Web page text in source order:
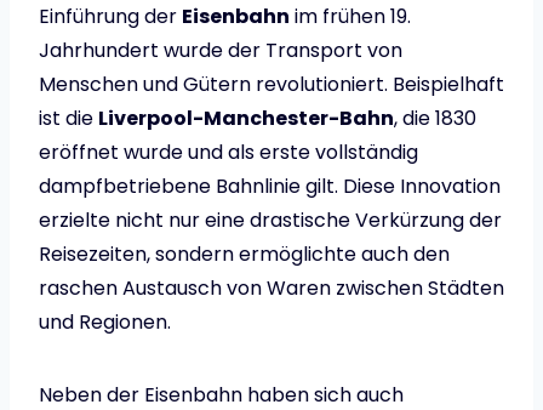
Einführung der Eisenbahn im frühen 19.
Jahrhundert wurde der Transport von
Menschen und Gütern revolutioniert. Beispielhaft
ist die Liverpool-Manchester-Bahn, die 1830
eröffnet wurde und als erste vollständig
dampfbetriebene Bahnlinie gilt. Diese Innovation
erzielte nicht nur eine drastische Verkürzung der
Reisezeiten, sondern ermöglichte auch den
raschen Austausch von Waren zwischen Städten
und Regionen.
Neben der Eisenbahn haben sich auch